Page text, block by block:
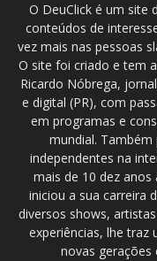
O DeuClick é um site
conteúdos de
vez mais nas pessoas
O site foi criado e tem
Ricardo Nóbrega,
e digital (PR), com
em programas e
mundial.
independentes na
mais de 10 dez anos
iniciou a sua carreira
diversos shows,
experiências, lhe traz
novas gerações